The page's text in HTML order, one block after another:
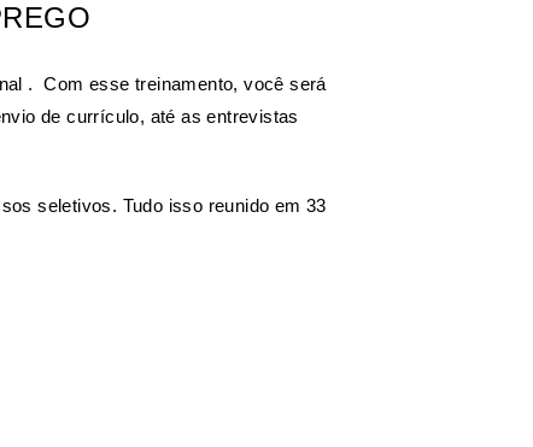
. Com esse treinamento, você será
de currículo, até as entrevistas
seletivos. Tudo isso reunido em 33